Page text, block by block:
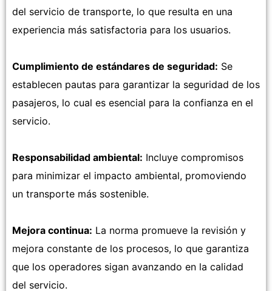
del servicio de transporte, lo que resulta en una
experiencia más satisfactoria para los usuarios.
Cumplimiento de estándares de seguridad: Se
establecen pautas para garantizar la seguridad de los
pasajeros, lo cual es esencial para la confianza en el
servicio.
Responsabilidad ambiental: Incluye compromisos
para minimizar el impacto ambiental, promoviendo
un transporte más sostenible.
Mejora continua: La norma promueve la revisión y
mejora constante de los procesos, lo que garantiza
que los operadores sigan avanzando en la calidad
del servicio.